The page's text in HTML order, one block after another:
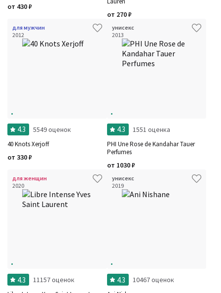
от 430₽
от 270₽
для мужчин
2012
4.3 5549 оценок
40 Knots Xerjoff
от 330₽
унисекс
2013
4.3 1551 оценка
PHI Une Rose de Kandahar Tauer
Perfumes
от 1030₽
для женщин
2020
4.3 11157 оценок
унисекс
2019
4.3 10467 оценок